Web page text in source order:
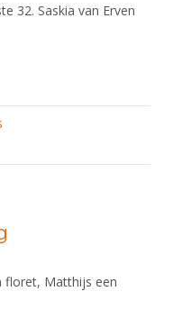
32. Saskia van Erven
floret, Matthijs een